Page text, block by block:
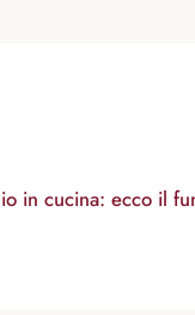
in cucina: ecco il